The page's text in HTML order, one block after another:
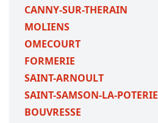
CANNY-SUR-THERAIN
MOLIENS
OMECOURT
FORMERIE
SAINT-ARNOULT
SAINT-SAMSON-LA-POTERIE
BOUVRESSE